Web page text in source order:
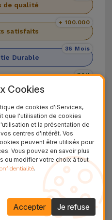
de qualité
satisfaits
+ 100.000
Durable
36 Mois
Gratuite
24H
Galaxy A14
la simplicité et
A14 est le choix
expérience, le
la Media Tek
processeur et une
Cookies
de cookies d'iServices,
que l'utilisation de cookies
et la présentation de
centres d'intérêt. Vos
peuvent être utilisés pour
Vous pouvez en savoir plus
ou modifier votre choix à tout
.
Je refuse
Accepter